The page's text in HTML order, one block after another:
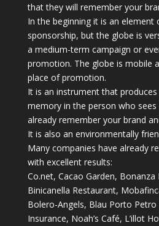
that they will remember your
In the beginning it is an element
sponsorship, but the globe is
a medium-term campaign or
promotion. The globe is mobile
place of promotion.
It is an instrument that
memory in the person who
already remember your brand
It is also an environmentally
Many companies have already
with excellent results:
Co.net, Cacao Garden, Bonanza
Binicanella Restaurant,
Bolero-Angels, Blau Porto
Insurance, Noah’s Café, L’illot